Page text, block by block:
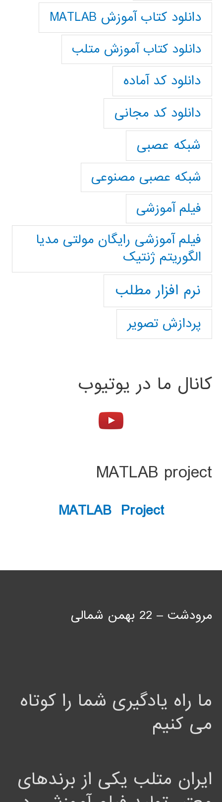
دانلود کتاب آموزش MATLAB
دانلود کتاب آموزش متلب
دانلود کد آماده
دانلود کد مجانی
شبکه عصبی
شبکه عصبی مصنوعی
فیلم آموزشی
فیلم آموزشی رایگان مولتی مدیا
الگوریتم ژنتیک
نرم افزار مطلب
پردازش تصویر
کانال ما در یوتیوب
MATLAB project
MATLAB Project
مرودشت – 22 بهمن شمالی
ما راه یادگیری شما را کوتاه
می کنیم
ایران متلب یکی از برندهای